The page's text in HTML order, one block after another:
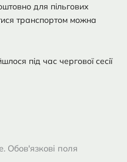
для пільгових
транспортом можна
під час чергової сесії
Обов'язкові поля